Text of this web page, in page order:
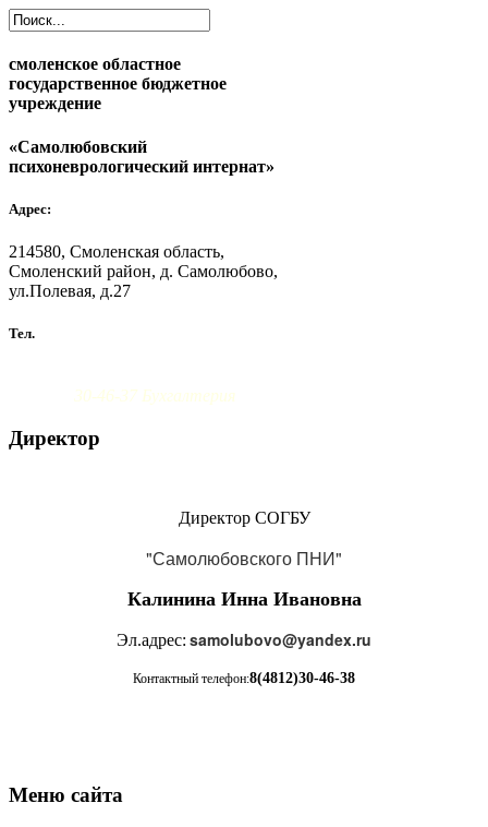
смоленское областное
государственное бюджетное
учреждение
«Самолюбовский
психоневрологический интернат»
Адрес:
214580, Смоленская область,
Смоленский район, д. Самолюбово,
ул.Полевая, д.27
Тел.
30-46-37 Бухгалтерия
Директор
Директор СОГБУ
"Самолюбовского ПНИ"
Калинина Инна Ивановна
Эл.адрес: samolubovo@yandex.ru
Контактный телефон:8(4812)30-46-38
Меню сайта